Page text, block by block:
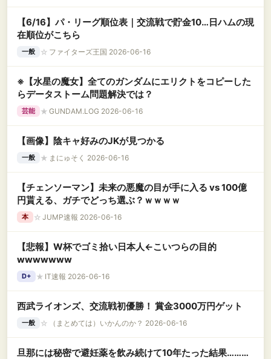
【6/16】パ・リーグ順位表｜交流戦で貯金10…日ハムの現
在順位がこちら
一般 ☆ ファイターズ王国 2026-06-16
※【水星の魔女】全てのガンダムにエリクトをコピーした
らデータストーム問題解決では？
芸能 ★ GUNDAM.LOG 2026-06-16
【画像】陰キャ好みのJKが見つかる
一般 ★ まにゅそく 2026-06-16
【チェンソーマン】未来の悪魔の目が手に入る vs 100億
円貰える、ガチでどっち選ぶ？ｗｗｗｗ
本 ☆ JUMP速報 2026-06-16
【悲報】W杯でゴミ拾い日本人←こいつらの目的
wwwwwww
D+ ★ IT速報 2026-06-16
西武ライオンズ、交流戦初優勝！ 賞金3000万円ゲット
一般 ☆ （まとめては）いかんのか？ 2026-06-16
旦那には秘密で避妊薬を飲み続けて10年たった結果………